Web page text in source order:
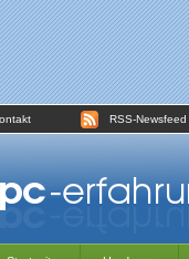
RSS-Newsfeed